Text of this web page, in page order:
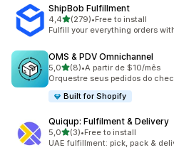
ShipBob Fulfillment
4,4/ 5 tähteä
(279)
279 arvostelua yhteensä
•Free to install
Fulfill your everything orders
OMS & PDV Omnichannel
5,0/ 5 tähteä
(8)
8 arvostelua yhteensä
•A partir de $10/mês
Orquestre seus pedidos do
Built for Shopify
Quiqup: Fulfilment & Delivery
5,0/ 5 tähteä
(3)
3 arvostelua yhteensä
•Free to install
UAE fulfillment: pick, pack &